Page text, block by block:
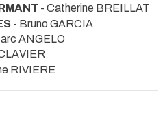
- Catherine BREILLAT
- Bruno GARCIA
ANGELO
RIVIERE